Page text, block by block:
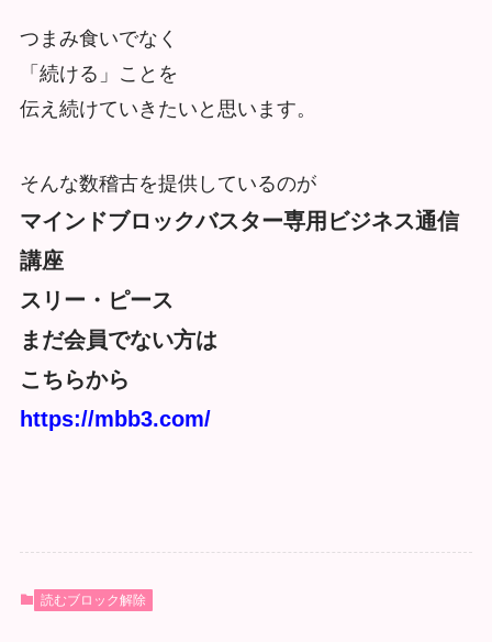
つまみ食いでなく
「続ける」ことを
伝え続けていきたいと思います。
そんな数稽古を提供しているのが
マインドブロックバスター専用ビジネス通信
講座
スリー・ピース
まだ会員でない方は
こちらから
https://mbb3.com/
読むブロック解除